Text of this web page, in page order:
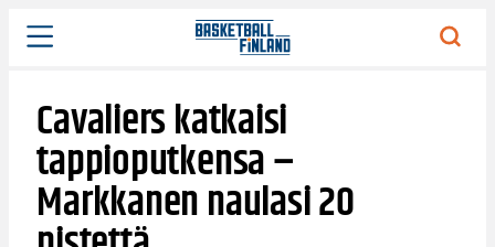
Siirry
sisältöön
Cavaliers katkaisi
tappioputkensa –
Markkanen naulasi 20